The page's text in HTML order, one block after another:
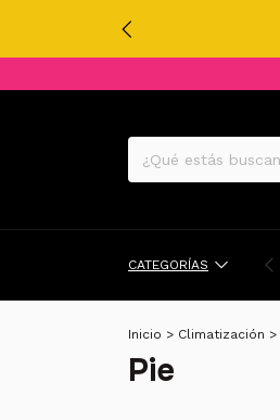
CATEGORÍAS
Inicio > Climatización >
Pie